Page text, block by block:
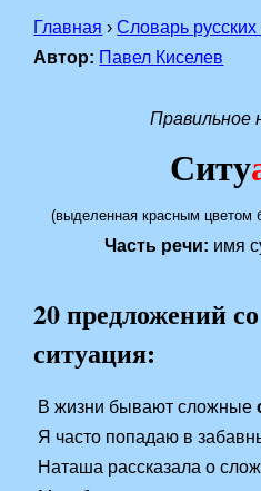
Главная › Словарь русских
Автор: Павел Киселев
Правильное
Ситу
(выделенная красным цветом
Часть речи: имя
20 предложений
ситуация:
В жизни бывают сложные
Я часто попадаю в
Наташа рассказала о